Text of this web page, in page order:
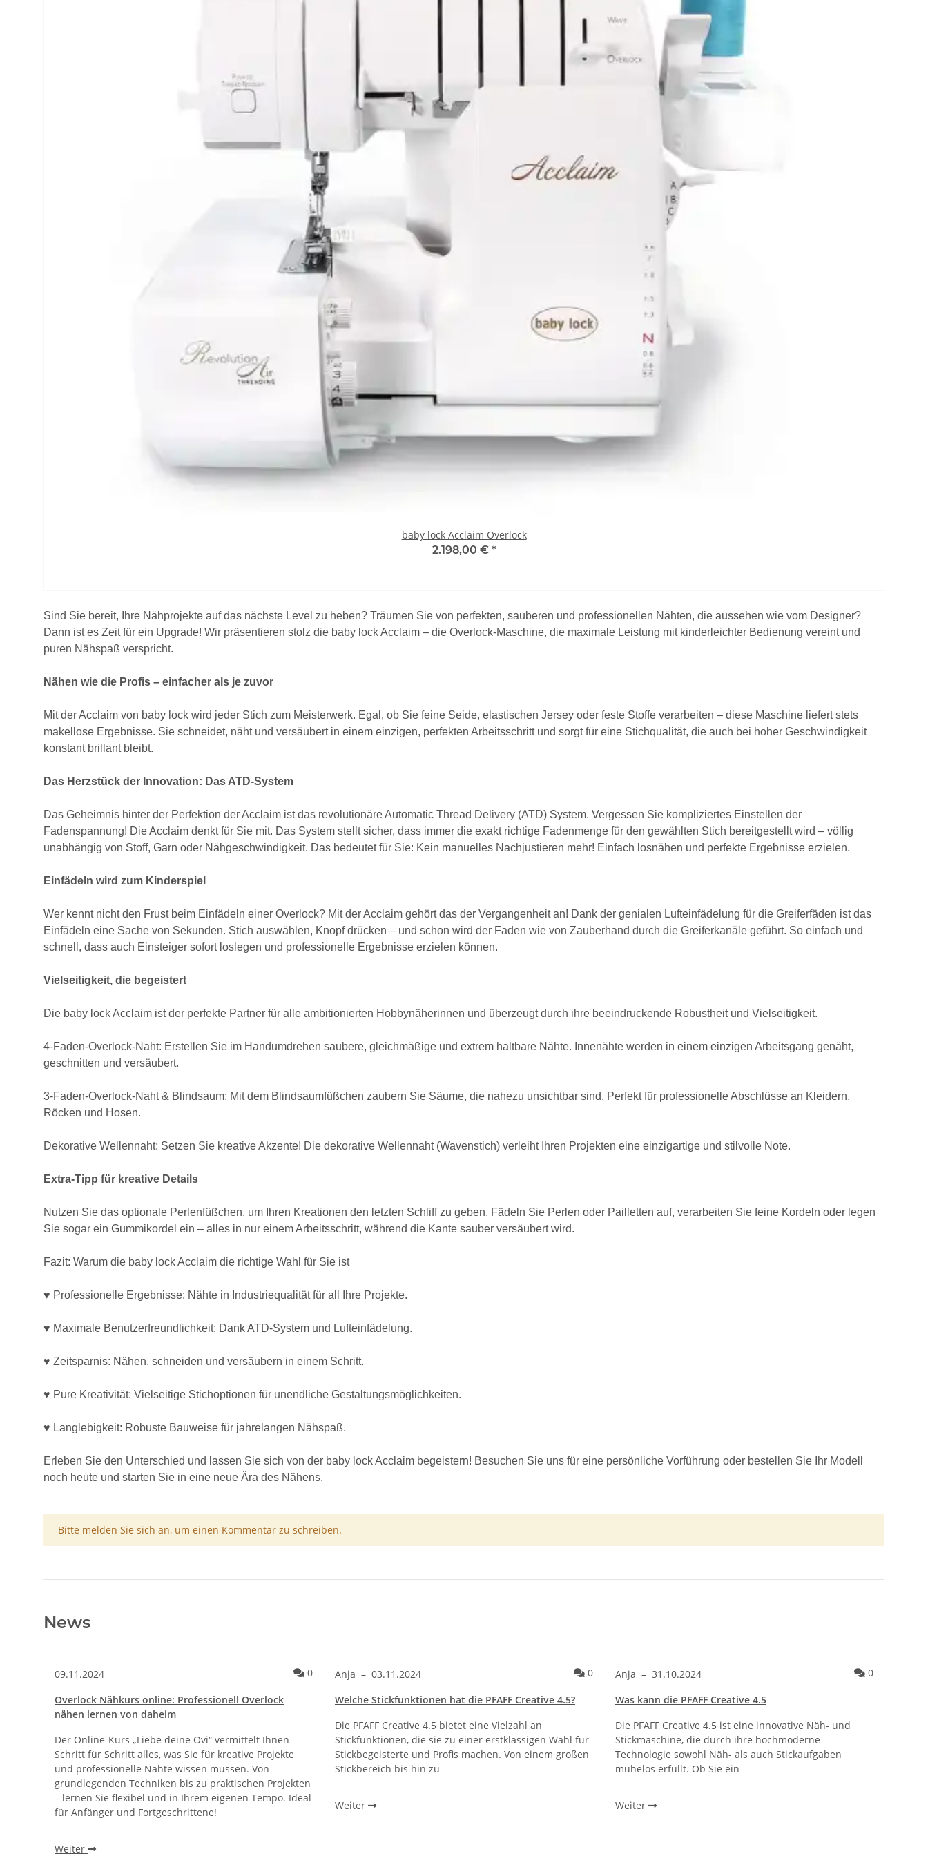
baby lock Acclaim Overlock
2.198,00 € *
Sind Sie bereit, Ihre Nähprojekte auf das nächste Level zu heben? Träumen Sie von perfekten, sauberen und professionellen Nähten, die aussehen wie vom Designer?
Dann ist es Zeit für ein Upgrade! Wir präsentieren stolz die baby lock Acclaim – die Overlock-Maschine, die maximale Leistung mit kinderleichter Bedienung vereint und
puren Nähspaß verspricht.
Nähen wie die Profis – einfacher als je zuvor
Mit der Acclaim von baby lock wird jeder Stich zum Meisterwerk. Egal, ob Sie feine Seide, elastischen Jersey oder feste Stoffe verarbeiten – diese Maschine liefert stets
makellose Ergebnisse. Sie schneidet, näht und versäubert in einem einzigen, perfekten Arbeitsschritt und sorgt für eine Stichqualität, die auch bei hoher Geschwindigkeit
konstant brillant bleibt.
Das Herzstück der Innovation: Das ATD-System
Das Geheimnis hinter der Perfektion der Acclaim ist das revolutionäre Automatic Thread Delivery (ATD) System. Vergessen Sie kompliziertes Einstellen der
Fadenspannung! Die Acclaim denkt für Sie mit. Das System stellt sicher, dass immer die exakt richtige Fadenmenge für den gewählten Stich bereitgestellt wird – völlig
unabhängig von Stoff, Garn oder Nähgeschwindigkeit. Das bedeutet für Sie: Kein manuelles Nachjustieren mehr! Einfach losnähen und perfekte Ergebnisse erzielen.
Einfädeln wird zum Kinderspiel
Wer kennt nicht den Frust beim Einfädeln einer Overlock? Mit der Acclaim gehört das der Vergangenheit an! Dank der genialen Lufteinfädelung für die Greiferfäden ist das
Einfädeln eine Sache von Sekunden. Stich auswählen, Knopf drücken – und schon wird der Faden wie von Zauberhand durch die Greiferkanäle geführt. So einfach und
schnell, dass auch Einsteiger sofort loslegen und professionelle Ergebnisse erzielen können.
Vielseitigkeit, die begeistert
Die baby lock Acclaim ist der perfekte Partner für alle ambitionierten Hobbynäherinnen und überzeugt durch ihre beeindruckende Robustheit und Vielseitigkeit.
4-Faden-Overlock-Naht: Erstellen Sie im Handumdrehen saubere, gleichmäßige und extrem haltbare Nähte. Innenähte werden in einem einzigen Arbeitsgang genäht,
geschnitten und versäubert.
3-Faden-Overlock-Naht & Blindsaum: Mit dem Blindsaumfüßchen zaubern Sie Säume, die nahezu unsichtbar sind. Perfekt für professionelle Abschlüsse an Kleidern,
Röcken und Hosen.
Dekorative Wellennaht: Setzen Sie kreative Akzente! Die dekorative Wellennaht (Wavenstich) verleiht Ihren Projekten eine einzigartige und stilvolle Note.
Extra-Tipp für kreative Details
Nutzen Sie das optionale Perlenfüßchen, um Ihren Kreationen den letzten Schliff zu geben. Fädeln Sie Perlen oder Pailletten auf, verarbeiten Sie feine Kordeln oder legen
Sie sogar ein Gummikordel ein – alles in nur einem Arbeitsschritt, während die Kante sauber versäubert wird.
Fazit: Warum die baby lock Acclaim die richtige Wahl für Sie ist
♥ Professionelle Ergebnisse: Nähte in Industriequalität für all Ihre Projekte.
♥ Maximale Benutzerfreundlichkeit: Dank ATD-System und Lufteinfädelung.
♥ Zeitsparnis: Nähen, schneiden und versäubern in einem Schritt.
♥ Pure Kreativität: Vielseitige Stichoptionen für unendliche Gestaltungsmöglichkeiten.
♥ Langlebigkeit: Robuste Bauweise für jahrelangen Nähspaß.
Erleben Sie den Unterschied und lassen Sie sich von der baby lock Acclaim begeistern! Besuchen Sie uns für eine persönliche Vorführung oder bestellen Sie Ihr Modell
noch heute und starten Sie in eine neue Ära des Nähens.
x
Bitte melden Sie sich an, um einen Kommentar zu schreiben.
News
09.11.2024 0Kommentare zum Artikel Overlock Nähkurs online: Professionell Overlock nähen lernen von daheim
Overlock Nähkurs online: Professionell Overlock
nähen lernen von daheim
Der Online-Kurs „Liebe deine Ovi“ vermittelt Ihnen
Schritt für Schritt alles, was Sie für kreative Projekte
und professionelle Nähte wissen müssen. Von
grundlegenden Techniken bis zu praktischen Projekten
– lernen Sie flexibel und in Ihrem eigenen Tempo. Ideal
für Anfänger und Fortgeschrittene!
Weiter
Anja – 03.11.2024 0Kommentare zum Artikel Welche Stickfunktionen hat die PFAFF Creative
Welche Stickfunktionen hat die PFAFF Creative 4.5?
Die PFAFF Creative 4.5 bietet eine Vielzahl an
Stickfunktionen, die sie zu einer erstklassigen Wahl für
Stickbegeisterte und Profis machen. Von einem großen
Stickbereich bis hin zu
Weiter
Anja – 31.10.2024 0
Was kann die PFAFF Creative 4.5
Die PFAFF Creative 4.5 ist eine innovative Näh- und
Stickmaschine, die durch ihre hochmoderne
Technologie sowohl Näh- als auch Stickaufgaben
mühelos erfüllt. Ob Sie ein
Weiter